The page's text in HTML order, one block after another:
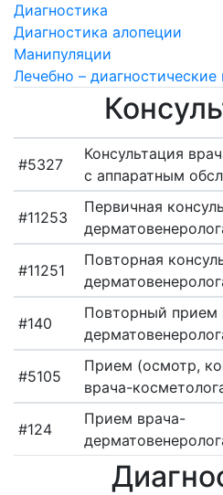
Диагностика
Диагностика алопеции
Манипуляции
Лечебно –
#5327
Консультация
с аппаратным
#11253
Первичная
#11251
Повторная
#140
Повторный прием
#5105
Прием (осмотр,
врача-
#124
Прием врача-